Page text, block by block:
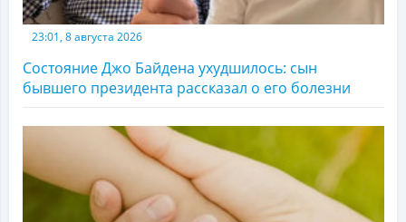
23:01, 8 августа 2026
Состояние Джо Байдена ухудшилось: сын
бывшего президента рассказал о его болезни